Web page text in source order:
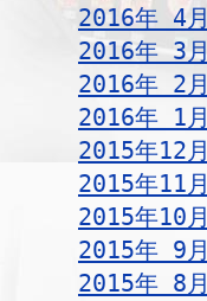
2016年 4月
2016年 3月
2016年 2月
2016年 1月
2015年12月
2015年11月
2015年10月
2015年 9月
2015年 8月